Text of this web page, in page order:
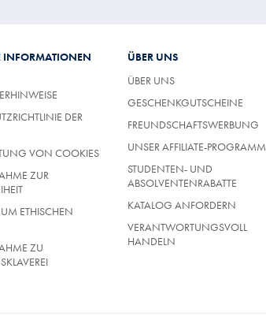
INFORMATIONEN
DER
VON COOKIES
ZUR
ETHISCHEN
ZU
ÜBER UNS
ÜBER UNS
GESCHENKGUTSCHEINE
FREUNDSCHAFTSWERBUNG
UNSER AFFILIATE-PROGRAMM
STUDENTEN- UND
ABSOLVENTENRABATTE
KATALOG ANFORDERN
VERANTWORTUNGSVOLL
HANDELN